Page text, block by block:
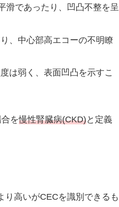
滑であったり、凹凸不整を呈
、中心部高エコーの不明瞭
は弱く、表面凹凸を示すこ
を慢性腎臓病(CKD)と定義
高いがCECを識別できるも